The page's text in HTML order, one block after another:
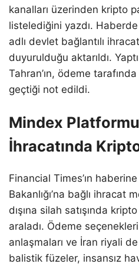
kanalları üzerinden kripto
listelediğini yazdı.
adlı devlet bağlantılı
duyurulduğu aktarıldı.
Tahran’ın, ödeme
geçtiği not edildi.
Mindex
İhracatında
Financial Times’ın
Bakanlığı’na bağlı ihracat
dışına silah satışında
araladı. Ödeme
anlaşmaları ve İran riyali
balistik füzeler, insansız